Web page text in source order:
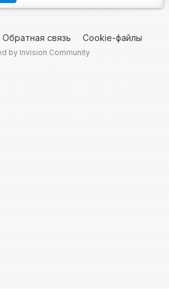
Обратная связь Cookie-файлы
by Invision Community